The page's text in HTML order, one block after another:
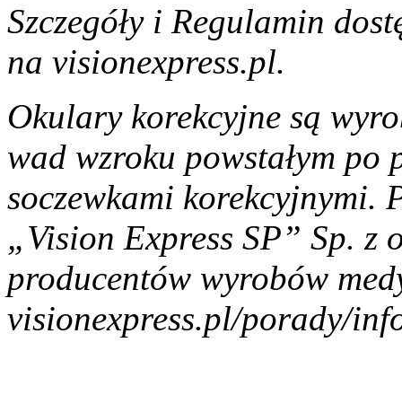
Szczegóły i Regulamin
na visionexpress.pl.
Okulary korekcyjne są
wad wzroku powstałym po
soczewkami korekcyjnymi.
„Vision Express SP” Sp. z
producentów wyrobów
visionexpress.pl/porady/